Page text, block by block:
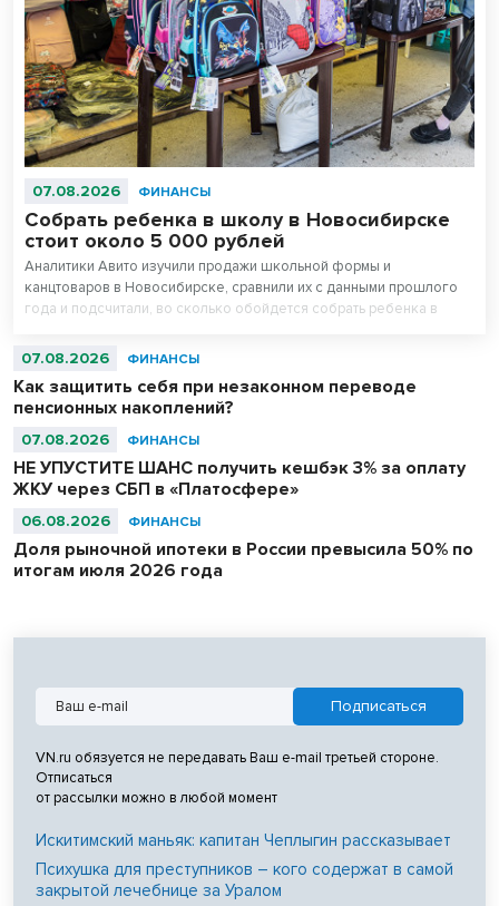
07.08.2026 ФИНАНСЫ
Собрать ребенка в школу в Новосибирске
стоит около 5 000 рублей
Аналитики Авито изучили продажи школьной формы и
канцтоваров в Новосибирске, сравнили их с данными прошлого
года и подсчитали, во сколько обойдется собрать ребенка в
стоит на треть дешевле новой, а канцтовары — в два раза.
07.08.2026 ФИНАНСЫ
Как защитить себя при незаконном переводе
пенсионных накоплений?
07.08.2026 ФИНАНСЫ
НЕ УПУСТИТЕ ШАНС получить кешбэк 3% за оплату
ЖКУ через СБП в «Платосфере»
06.08.2026 ФИНАНСЫ
Доля рыночной ипотеки в России превысила 50% по
итогам июля 2026 года
VN.ru обязуется не передавать Ваш e-mail третьей стороне.
Отписаться
от рассылки можно в любой момент
Искитимский маньяк: капитан Чеплыгин рассказывает
Психушка для преступников – кого содержат в самой
закрытой лечебнице за Уралом